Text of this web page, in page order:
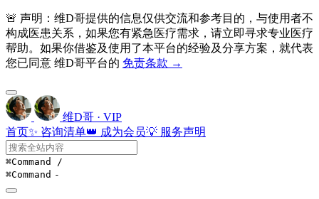
🚨 声明：维D哥提供的信息仅供交流和参考目的，与使用者不
构成医患关系，如果您有紧急医疗需求，请立即寻求专业医疗
帮助。如果你借鉴及使用了本平台的经验及分享方案，就代表
您已同意 维D哥平台的 免责条款 →
维D哥 · VIP
首页✨ 咨询清单👑 成为会员💡 服务声明
⌘Command /
⌘Command -